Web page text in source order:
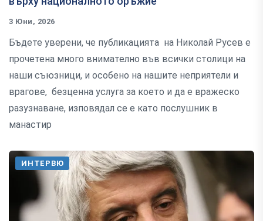
3 Юни, 2026
Бъдете уверени, че публикацията на Николай Русев е
прочетена много внимателно във всички столици на
наши съюзници, и особено на нашите неприятели и
врагове, безценна услуга за което и да е вражеско
разузнаване, изповядал се е като послушник в
манастир
ИНТЕРВЮ